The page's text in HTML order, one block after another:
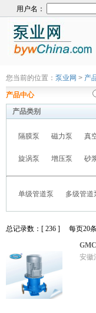
用户名：
您当前的位置： 泵业网 > 产
产品中心
产品类别
隔膜泵 磁力泵 真
旋涡泵 增压泵 砂
单级管道泵 多级管道
总记录数：[ 236 ] 每页
安徽